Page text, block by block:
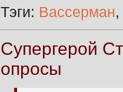
Тэги: Вассерман,
Супергерой
опросы